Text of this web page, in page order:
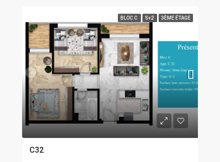
BLOC C S+2 3ÈME ÉTAGE
C32